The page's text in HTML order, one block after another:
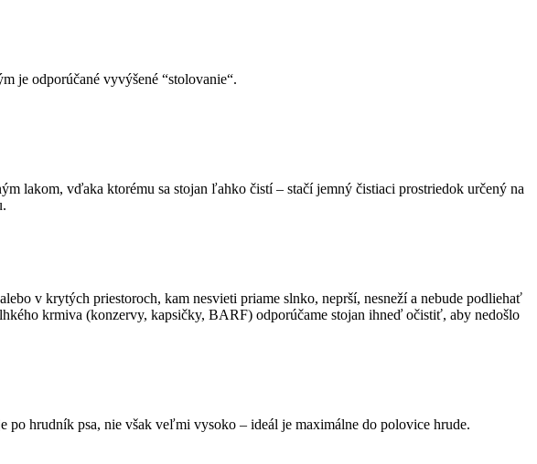
je odporúčané vyvýšené “stolovanie“.
lakom, vďaka ktorému sa stojan ľahko čistí – stačí jemný čistiaci prostriedok určený na
alebo v krytých priestoroch, kam nesvieti priame slnko, neprší, nesneží a nebude podliehať
krmiva (konzervy, kapsičky, BARF) odporúčame stojan ihneď očistiť, aby nedošlo
hrudník psa, nie však veľmi vysoko – ideál je maximálne do polovice hrude.